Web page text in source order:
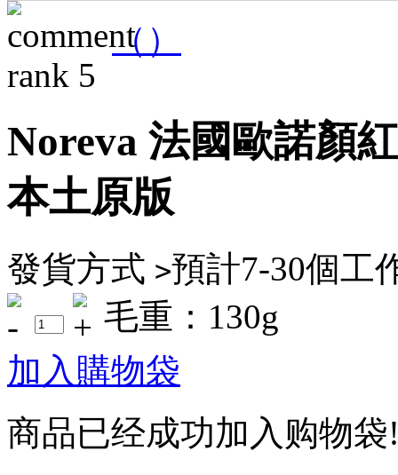
（ ）
Noreva 法國歐諾顏
本土原版
發貨方式 >預計7-30個工
毛重：130g
加入購物袋
商品已经成功加入购物袋